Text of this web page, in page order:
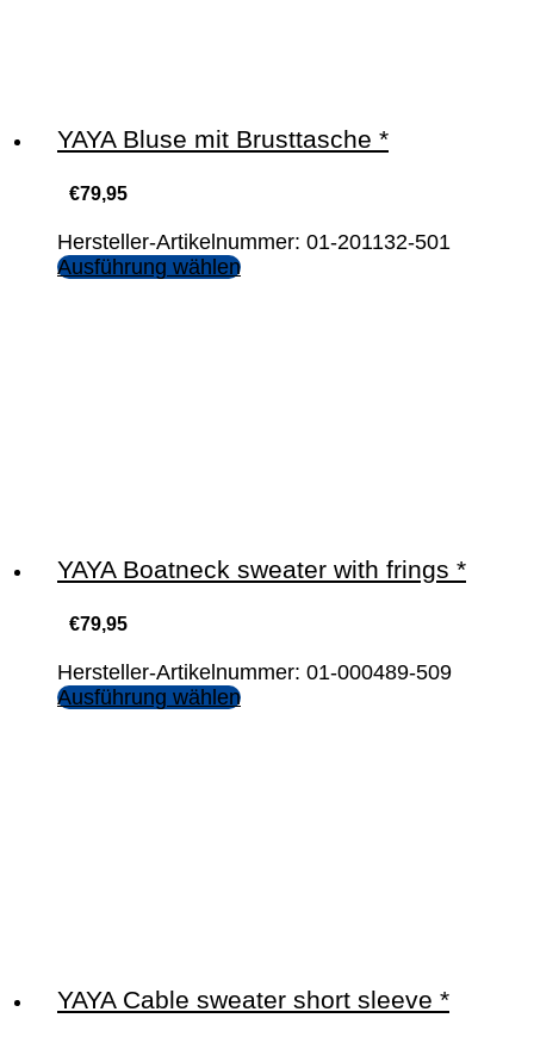
YAYA Bluse mit Brusttasche *
€79,95
Hersteller-Artikelnummer: 01-201132-501
Ausführung wählen
YAYA Boatneck sweater with frings *
€79,95
Hersteller-Artikelnummer: 01-000489-509
Ausführung wählen
YAYA Cable sweater short sleeve *